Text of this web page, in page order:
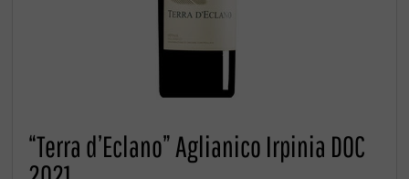
“Terra d’Eclano” Aglianico Irpinia DOC